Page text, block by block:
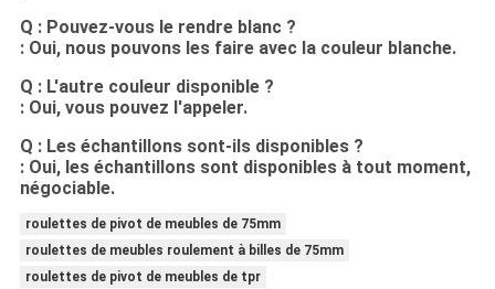
Q : Pouvez-vous le rendre blanc ?
: Oui, nous pouvons les faire avec la couleur blanche.
Q : L'autre couleur disponible ?
: Oui, vous pouvez l'appeler.
Q : Les échantillons sont-ils disponibles ?
: Oui, les échantillons sont disponibles à tout moment,
négociable.
roulettes de pivot de meubles de 75mm
roulettes de meubles roulement à billes de 75mm
roulettes de pivot de meubles de tpr